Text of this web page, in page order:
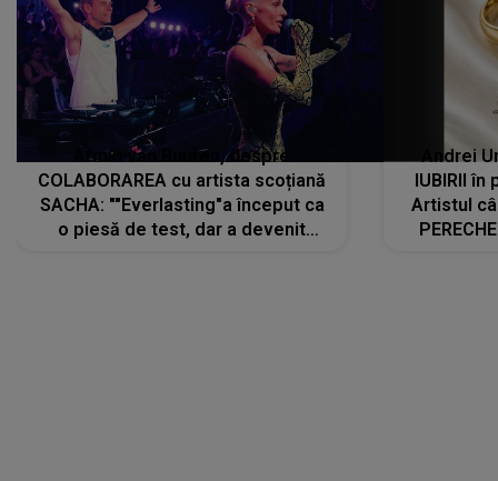
Armin van Buuren, despre
COLABORAREA cu artista scoțiană
SACHA: ""Everlasting"a început ca
o piesă de test, dar a devenit
Andrei
IUBIRII în
Artistul